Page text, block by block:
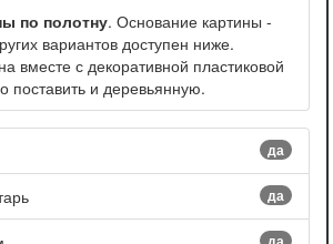
по полотну. Основание картины -
вариантов доступен ниже.
вместе с декоративной пластиковой
поставить и деревьянную.
да
да